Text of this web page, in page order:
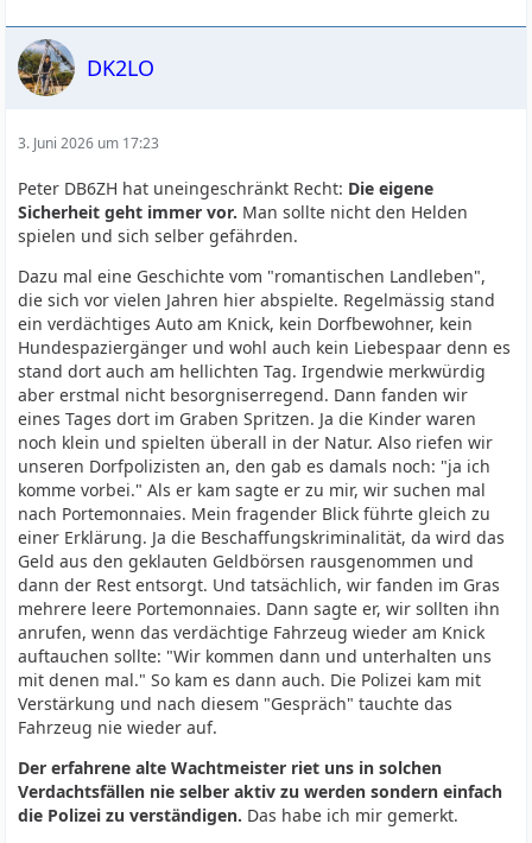
DK2LO
3. Juni 2026 um 17:23
Peter DB6ZH hat uneingeschränkt Recht: Die eigene
Sicherheit geht immer vor. Man sollte nicht den Helden
spielen und sich selber gefährden.
Dazu mal eine Geschichte vom "romantischen Landleben",
die sich vor vielen Jahren hier abspielte. Regelmässig stand
ein verdächtiges Auto am Knick, kein Dorfbewohner, kein
Hundespaziergänger und wohl auch kein Liebespaar denn es
stand dort auch am hellichten Tag. Irgendwie merkwürdig
aber erstmal nicht besorgniserregend. Dann fanden wir
eines Tages dort im Graben Spritzen. Ja die Kinder waren
noch klein und spielten überall in der Natur. Also riefen wir
unseren Dorfpolizisten an, den gab es damals noch: "ja ich
komme vorbei." Als er kam sagte er zu mir, wir suchen mal
nach Portemonnaies. Mein fragender Blick führte gleich zu
einer Erklärung. Ja die Beschaffungskriminalität, da wird das
Geld aus den geklauten Geldbörsen rausgenommen und
dann der Rest entsorgt. Und tatsächlich, wir fanden im Gras
mehrere leere Portemonnaies. Dann sagte er, wir sollten ihn
anrufen, wenn das verdächtige Fahrzeug wieder am Knick
auftauchen sollte: "Wir kommen dann und unterhalten uns
mit denen mal." So kam es dann auch. Die Polizei kam mit
Verstärkung und nach diesem "Gespräch" tauchte das
Fahrzeug nie wieder auf.
Der erfahrene alte Wachtmeister riet uns in solchen
Verdachtsfällen nie selber aktiv zu werden sondern einfach
die Polizei zu verständigen. Das habe ich mir gemerkt.